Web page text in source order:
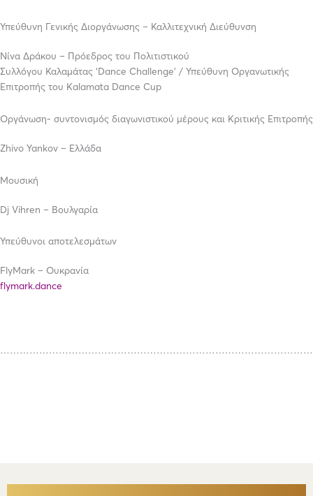
Υπεύθυνη Γενικής Διοργάνωσης – Καλλιτεχνική Διεύθυνση
Νίνα Δράκου – Πρόεδρος του Πολιτιστικού
Συλλόγου Καλαμάτας ‘Dance Challenge’ / Υπεύθυνη Οργανωτικής
Επιτροπής του Kalamata Dance Cup
Οργάνωση- συντονισμός διαγωνιστικού μέρους και Κριτικής Επιτροπής
Zhivo Yankov – Ελλάδα
Μουσική
Dj Vihren – Βουλγαρία
Υπεύθυνοι αποτελεσμάτων
FlyMark – Ουκρανία
flymark.dance